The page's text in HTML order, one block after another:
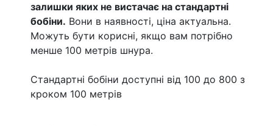
залишки яких не вистачає на стандартні
бобіни. Вони в наявності, ціна актуальна.
Можуть бути корисні, якщо вам потрібно
менше 100 метрів шнура.
Стандартні бобіни доступні від 100 до 800 з
кроком 100 метрів